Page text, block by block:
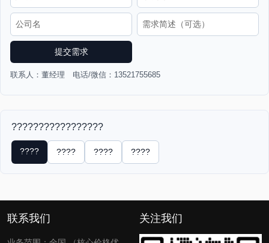
提交需求
联系人：董经理 电话/微信：13521755685
?????????????????
???? ???? ???? ????
联系我们 关注我们